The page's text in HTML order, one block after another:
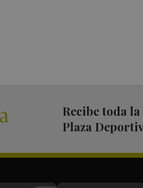
Recibe toda
Plaza